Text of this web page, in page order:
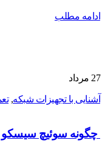
ادامه مطلب
27 مرداد
آشنایی با تجهیزات شبکه,
چگونه سوئیچ سیسکو